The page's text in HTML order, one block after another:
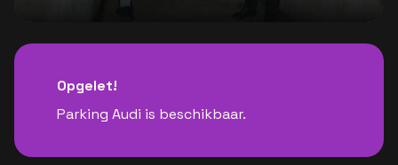
Opgelet!
Parking Audi is beschikbaar.